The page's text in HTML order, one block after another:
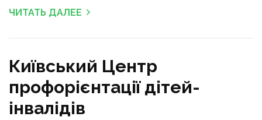
ЧИТАТЬ ДАЛЕЕ
Київський Центр
профорієнтації дітей-
інвалідів